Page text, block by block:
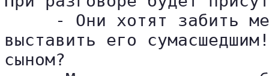
- Они хотят забить
выставить его
сыном?